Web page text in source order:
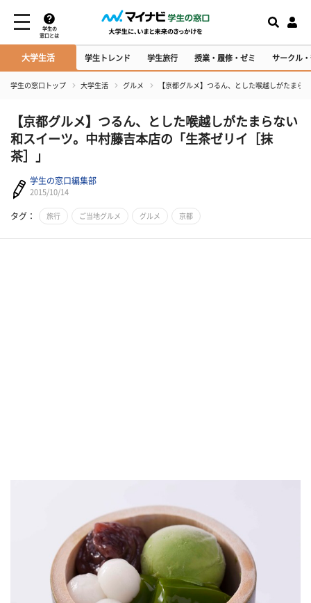
学生の
窓口とは
大学生活 学生トレンド 学生旅行 授業・履修・ゼミ サークル
学生の窓口トップ 大学生活 グルメ 【京都グルメ】つるん、とした喉越しがたまら
​【京都グルメ】つるん、とした喉越しがたまらない
和スイーツ。中村藤吉本店の「生茶ゼリイ［抹
茶］」
学生の窓口編集部
2015/10/14
タグ： 旅行 ご当地グルメ グルメ 京都